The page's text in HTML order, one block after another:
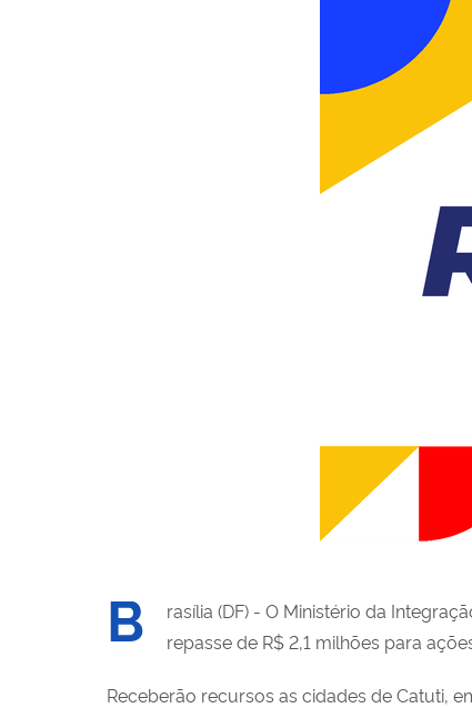
B
rasília (DF) - O Ministério da
repasse de R$ 2,1 milhões para
Receberão recursos as cidades de Catuti,